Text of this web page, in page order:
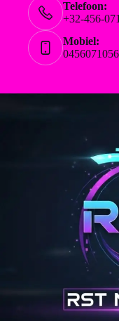
Telefoon:
+32-456-
Mobiel:
0456071056